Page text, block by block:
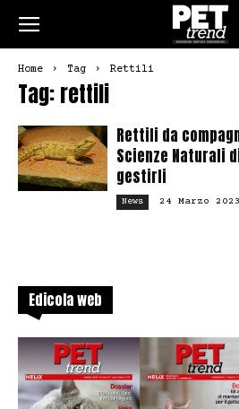
Home Tag Rettili
Tag: rettili
Rettili da
Scienze Naturali
gestirli
News 24 Marzo 2023
Edicola web